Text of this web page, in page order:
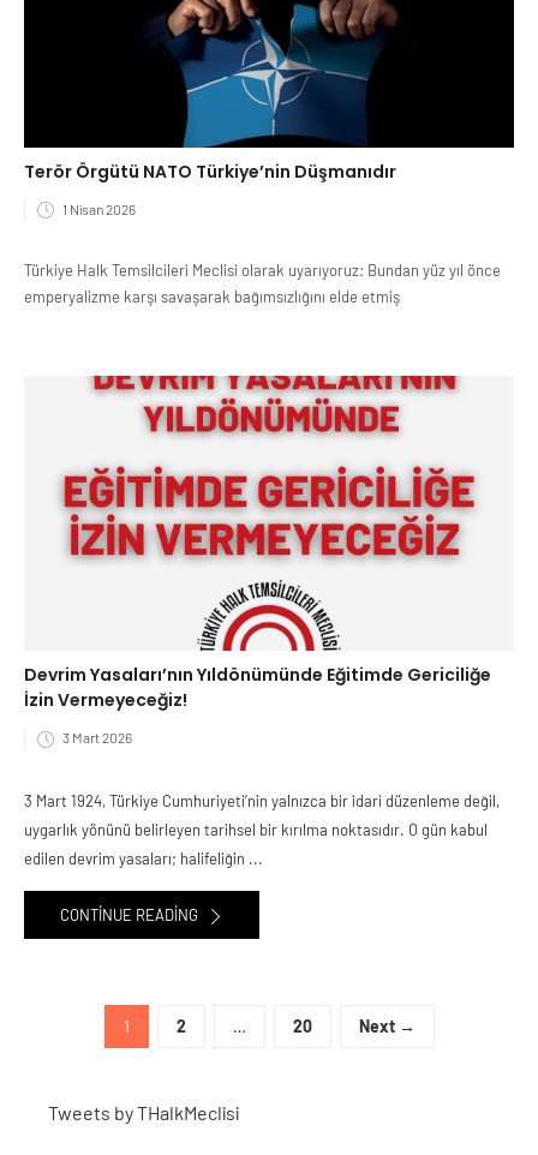
Terör Örgütü NATO Türkiye’nin Düşmanıdır
1 Nisan 2026
Türkiye Halk Temsilcileri Meclisi olarak uyarıyoruz: Bundan yüz yıl önce
emperyalizme karşı savaşarak bağımsızlığını elde etmiş
Devrim Yasaları’nın Yıldönümünde Eğitimde Gericiliğe
İzin Vermeyeceğiz!
3 Mart 2026
3 Mart 1924, Türkiye Cumhuriyeti’nin yalnızca bir idari düzenleme değil,
uygarlık yönünü belirleyen tarihsel bir kırılma noktasıdır. O gün kabul
edilen devrim yasaları; halifeliğin ...
CONTINUE READING
1 2 … 20 Next →
Tweets by THalkMeclisi